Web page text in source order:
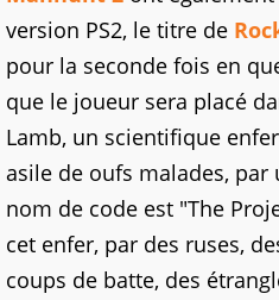
version PS2, le titre de
pour la seconde fois en
que le joueur sera placé
Lamb, un scientifique
asile de oufs malades,
nom de code est "The
cet enfer, par des ruses,
coups de batte, des